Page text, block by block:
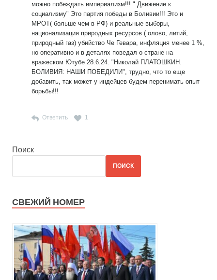
можно побеждать империализм!!! " Движение к
социализму" Это партия победы в Боливии!!! Это и
МРОТ( больше чем в РФ) и реальные выборы,
национализация природных ресурсов ( олово, литий,
природный газ) убийство Че Гевара, инфляция менее 1 %,
но оперативно и в деталях поведал о стране на
вражеском Ютубе 28.6.24. "Николай ПЛАТОШКИН.
БОЛИВИЯ: НАШИ ПОБЕДИЛИ", трудно, что то еще
добавить, так может у индейцев будем перенимать опыт
борьбы!!!
Ответить 1
Поиск
ПОИСК
СВЕЖИЙ НОМЕР